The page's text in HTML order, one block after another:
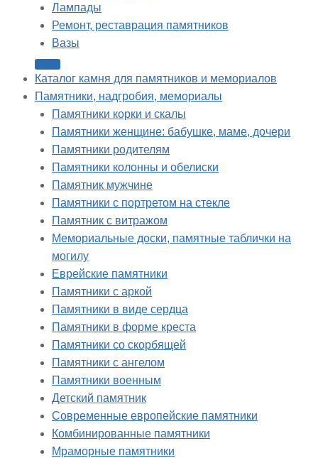
Лампады
Ремонт, реставрация памятников
Вазы
Каталог камня для памятников и мемориалов
Памятники, надгробия, мемориалы
Памятники корки и скалы
Памятники женщине: бабушке, маме, дочери
Памятники родителям
Памятники колонны и обелиски
Памятник мужчине
Памятники с портретом на стекле
Памятник с витражом
Мемориальные доски, памятные таблички на
могилу
Еврейские памятники
Памятники с аркой
Памятники в виде сердца
Памятники в форме креста
Памятники со скорбящей
Памятники с ангелом
Памятники военным
Детский памятник
Современные европейские памятники
Комбинированные памятники
Мраморные памятники